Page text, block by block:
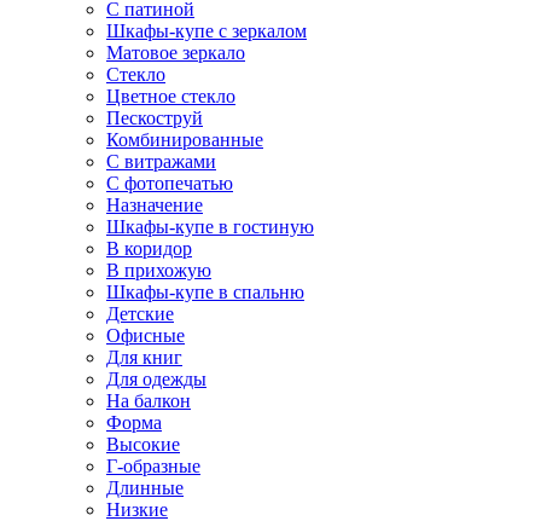
С патиной
Шкафы-купе с зеркалом
Матовое зеркало
Стекло
Цветное стекло
Пескоструй
Комбинированные
С витражами
С фотопечатью
Назначение
Шкафы-купе в гостиную
В коридор
В прихожую
Шкафы-купе в спальню
Детские
Офисные
Для книг
Для одежды
На балкон
Форма
Высокие
Г-образные
Длинные
Низкие